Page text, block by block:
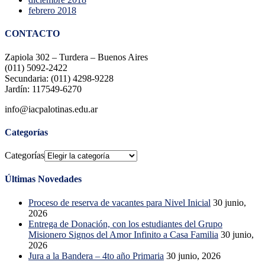
febrero 2018
CONTACTO
Zapiola 302 – Turdera – Buenos Aires
(011) 5092-2422
Secundaria: (011) 4298-9228
Jardín: 117549-6270
info@iacpalotinas.edu.ar
Categorías
Categorías
Últimas Novedades
Proceso de reserva de vacantes para Nivel Inicial 30 junio,
2026
Entrega de Donación, con los estudiantes del Grupo
Misionero Signos del Amor Infinito a Casa Familia 30 junio,
2026
Jura a la Bandera – 4to año Primaria 30 junio, 2026